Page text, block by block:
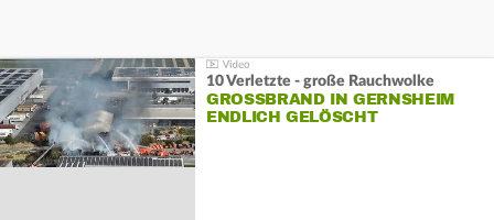
10 Verletzte - große Rauchwolke
GROSSBRAND IN GERNSHEIM E
NDLICH GELÖSCHT